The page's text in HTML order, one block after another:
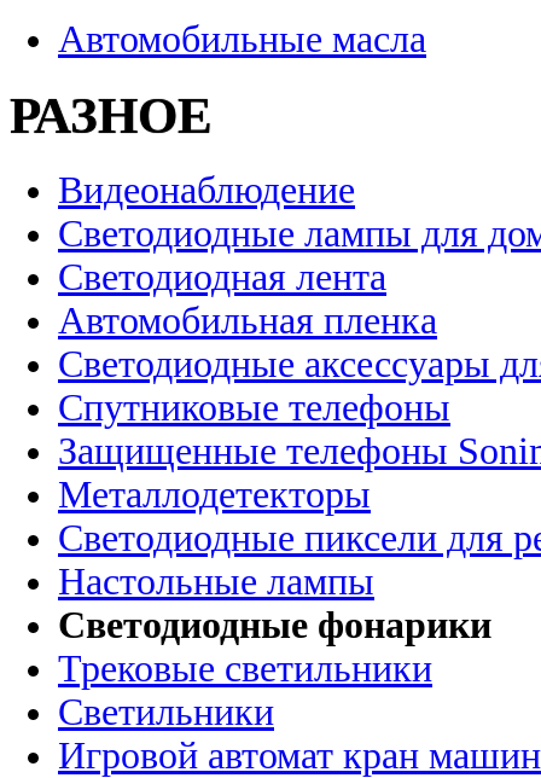
Автомобильные масла
РАЗНОЕ
Видеонаблюдение
Светодиодные лампы для
Светодиодная лента
Автомобильная пленка
Светодиодные аксессуары
Спутниковые телефоны
Защищенные телефоны
Металлодетекторы
Светодиодные пиксели для
Настольные лампы
Светодиодные фонарики
Трековые светильники
Светильники
Игровой автомат кран